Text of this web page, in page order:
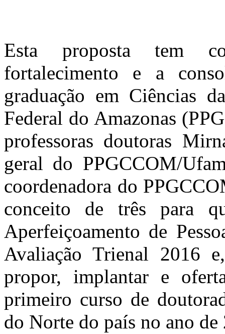
Esta proposta tem
fortalecimento e a
graduação em Ciências
Federal do Amazonas
professoras doutoras
geral do PPGCCOM/
coordenadora do
conceito de três para
Aperfeiçoamento de
Avaliação Trienal 2016
propor, implantar e
primeiro curso de
do Norte do país no ano de